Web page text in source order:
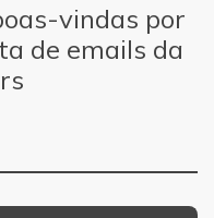
vindas por
de emails da